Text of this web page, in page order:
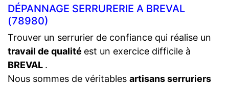
DÉPANNAGE SERRURERIE A BREVAL
(78980)
Trouver un serrurier de confiance qui réalise un
travail de qualité est un exercice difficile à
BREVAL .
Nous sommes de véritables artisans serruriers